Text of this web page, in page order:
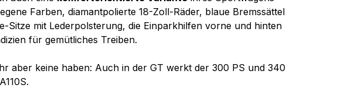
Farben, diamantpolierte 18-Zoll-Räder, blaue Bremssättel
Sitze mit Lederpolsterung, die Einparkhilfen vorne und hinten
für gemütliches Treiben.
aber keine haben: Auch in der GT werkt der 300 PS und 340